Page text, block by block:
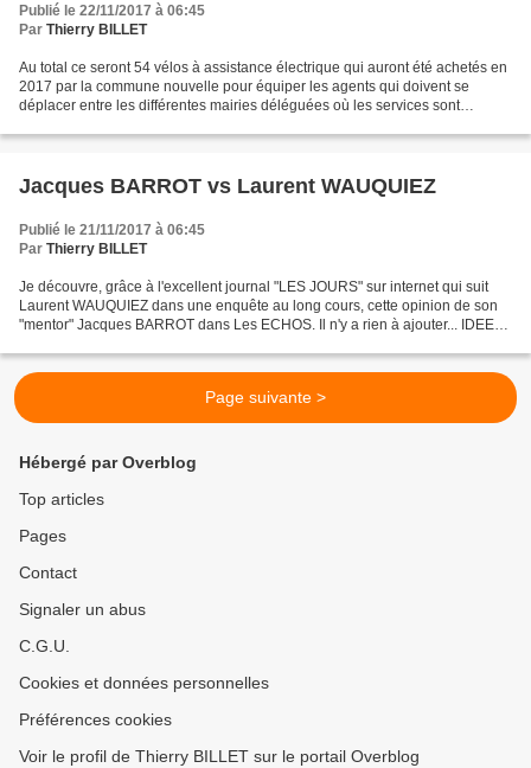
Publié le 22/11/2017 à 06:45
Par Thierry BILLET
Au total ce seront 54 vélos à assistance électrique qui auront été achetés en
2017 par la commune nouvelle pour équiper les agents qui doivent se
déplacer entre les différentes mairies déléguées où les services sont
Jacques BARROT vs Laurent WAUQUIEZ
Publié le 21/11/2017 à 06:45
Par Thierry BILLET
Je découvre, grâce à l'excellent journal "LES JOURS" sur internet qui suit
Laurent WAUQUIEZ dans une enquête au long cours, cette opinion de son
"mentor" Jacques BARROT dans Les ECHOS. Il n'y a rien à ajouter... IDEES
Page suivante >
Hébergé par Overblog
Top articles
Pages
Contact
Signaler un abus
C.G.U.
Cookies et données personnelles
Préférences cookies
Voir le profil de Thierry BILLET sur le portail Overblog